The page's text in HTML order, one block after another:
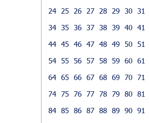
24
25 26 27 28 29 30 31
34
35 36 37 38 39 40 41
44 45 46 47 48 49 50 51
54
55 56 57 58 59 60 61
64 65 66 67 68 69 70 71
74 75 76 77 78 79 80 81
84 85 86 87 88 89 90 91